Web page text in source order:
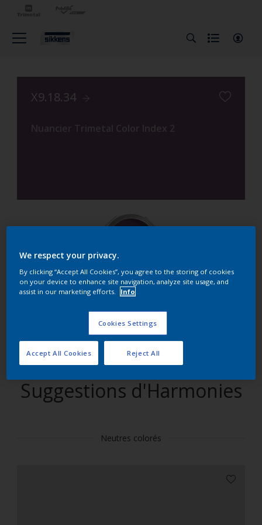
X9.18.34
Trouver des produits dans cette couleur
Allons-y
Suggestions d'Harmonies
Neutres colorés
We respect your privacy.
By clicking “Accept All Cookies”, you agree to the storing of cookies
on your device to enhance site navigation, analyze site usage, and
assist in our marketing efforts.
Info
Cookies Settings
Reject All
Accept All Cookies